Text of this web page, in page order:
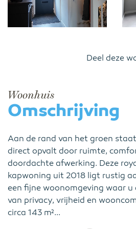
Deel deze
Woonhuis
Omschrijving
Aan de rand van het groen
direct opvalt door ruimte,
doordachte afwerking. Deze
kapwoning uit 2018 ligt rustig
een fijne woonomgeving waar
van privacy, vrijheid en
circa 143 m²...